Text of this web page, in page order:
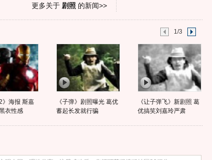
更多关于 剧照 的新闻>>
1/3
》海报 斯嘉
衣性感
《子弹》剧照曝光 葛优
蓄起长发就行骗
《让子弹飞》新剧照 葛
优搞笑刘嘉玲严肃